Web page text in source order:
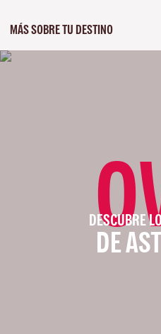
MÁS SOBRE TU DESTINO
DESCUBRE
DE